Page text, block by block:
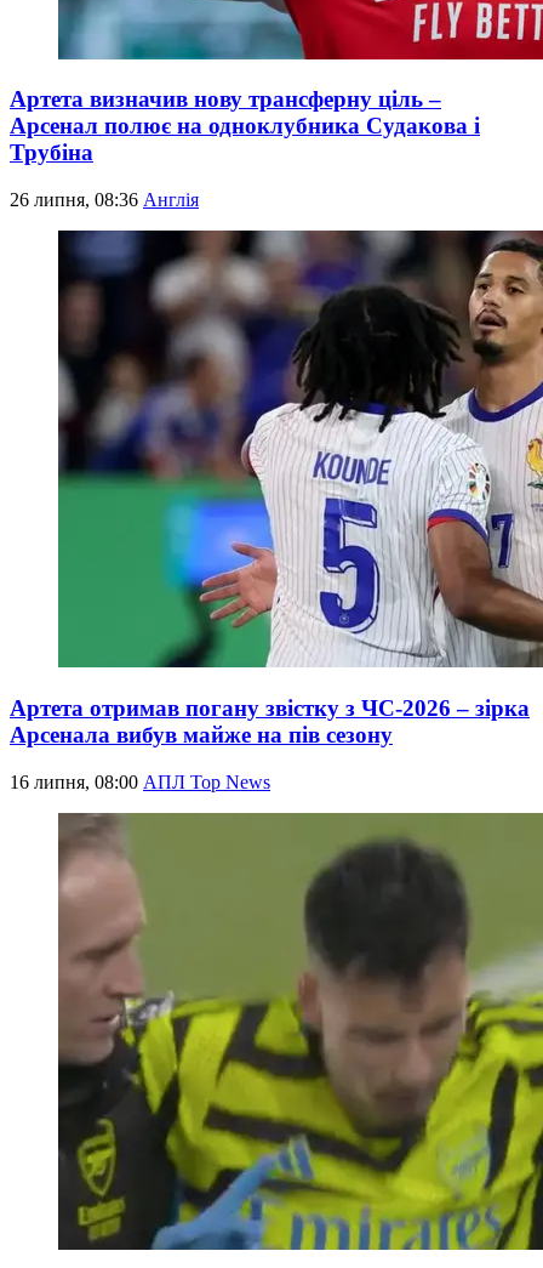
Артета визначив нову трансферну ціль –
Арсенал полює на одноклубника Судакова і
Трубіна
26 липня, 08:36 Англія
Артета отримав погану звістку з ЧС-2026 – зірка
Арсенала вибув майже на пів сезону
16 липня, 08:00 АПЛ Top News